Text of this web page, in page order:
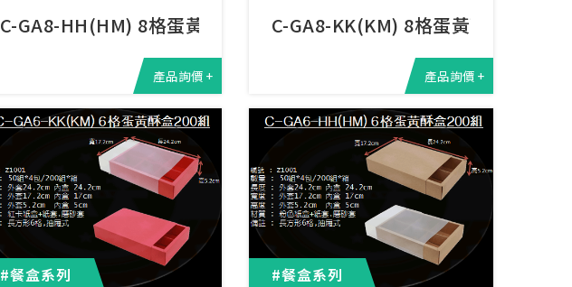
C-GA8-HH(HM) 8格蛋黃酥盒
產品詢價 +
C-GA8-KK(KM) 8格蛋黃酥盒2
產品詢價 +
#餐盒系列 #餐盒系列